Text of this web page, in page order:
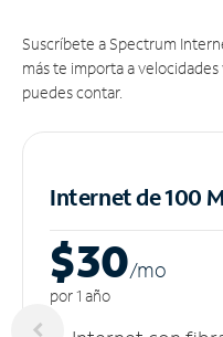
Suscríbete a Spectrum
más te importa a
puedes contar.
Internet de 100
$30/mo
por 1 año